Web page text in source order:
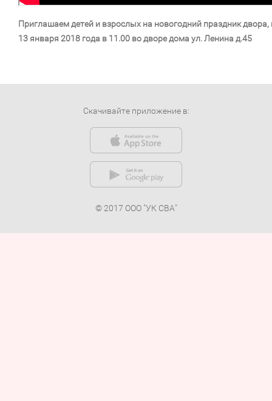
Приглашаем детей и взрослых на новогодний праздник двора,
13 января 2018 года в 11.00 во дворе дома ул. Ленина д.45
Скачивайте приложение в:
© 2017 ООО "УК СВА"